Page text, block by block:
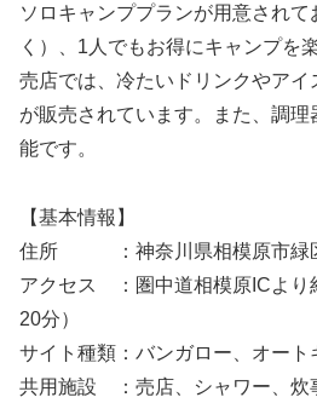
ソロキャンププランが用意され
く）、1人でもお得にキャンプを
売店では、冷たいドリンクやア
が販売されています。また、調
能です。
【基本情報】
住所 ：神奈川県相模原市緑
アクセス ：圏中道相模原ICより
20分）
サイト種類：バンガロー、オート
共用施設 ：売店、シャワー、炊